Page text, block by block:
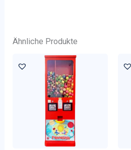
Ähnliche Produkte